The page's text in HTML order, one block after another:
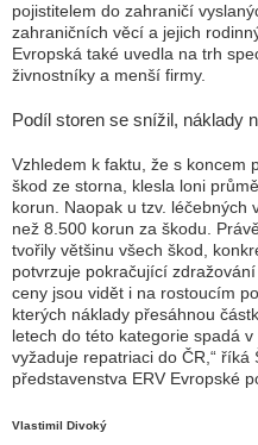
pojistitelem do zahraničí
zahraničních věcí a jejich
Evropská také uvedla na trh
živnostníky a menší firmy.
Podíl storen se snížil, náklady
Vzhledem k faktu, že s koncem
škod ze storna, klesla loni
korun. Naopak u tzv. léčebných
než 8.500 korun za škodu.
tvořily většinu všech škod,
potvrzuje pokračující
ceny jsou vidět i na rostoucím
kterých náklady přesáhnou
letech do této kategorie spadá
vyžaduje repatriaci do ČR,“ říká
představenstva ERV Evropské
Vlastimil Divoký